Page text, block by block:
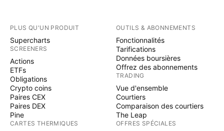
PLUS QU'UN PRODUIT
Supercharts
SCREENERS
Actions
ETFs
Obligations
Crypto coins
Paires CEX
Paires DEX
Pine
CARTES THERMIQUES
OUTILS & ABONNEMENTS
Fonctionnalités
Tarifications
Données boursières
Offrez des abonnements
TRADING
Vue d'ensemble
Courtiers
Comparaison des courtiers
The Leap
OFFRES SPÉCIALES